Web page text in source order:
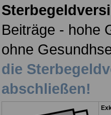
Beiträge - hohe
ohne
die
abschließen!